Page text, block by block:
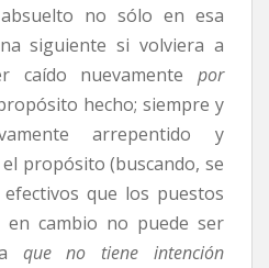
no sólo en esa
siguiente si volviera a
caído nuevamente por
hecho; siempre y
arrepentido y
propósito (buscando, se
que los puestos
en cambio no puede ser
que no tiene intención